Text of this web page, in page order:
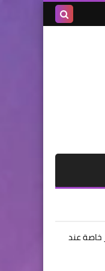
خاصة عند